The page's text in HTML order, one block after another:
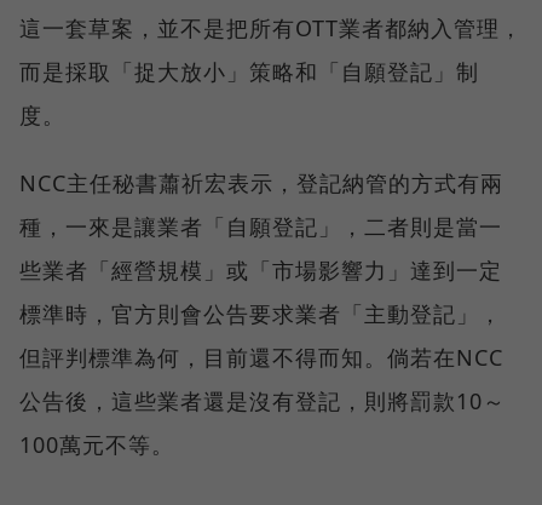
這一套草案，並不是把所有OTT業者都納入管理，
而是採取「捉大放小」策略和「自願登記」制
度。
NCC主任秘書蕭祈宏表示，登記納管的方式有兩
種，一來是讓業者「自願登記」，二者則是當一
些業者「經營規模」或「市場影響力」達到一定
標準時，官方則會公告要求業者「主動登記」，
但評判標準為何，目前還不得而知。倘若在NCC
公告後，這些業者還是沒有登記，則將罰款10～
100萬元不等。